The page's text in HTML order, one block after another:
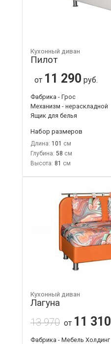
Кухонный диван
Пилот
от 11 290 руб.
Фабрика - Грос
Механизм - нераскладной
Ящик для белья
Набор размеров
Длина: 101
Глубина: 58
Высота: 81
Кухонный диван
Лагуна
13 970 от 11 310
Фабрика - Мебель Холдинг